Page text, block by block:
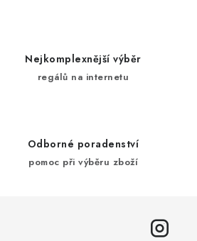
Nejkomplexnější výběr
regálů na internetu
Odborné poradenství
pomoc při výběru zboží